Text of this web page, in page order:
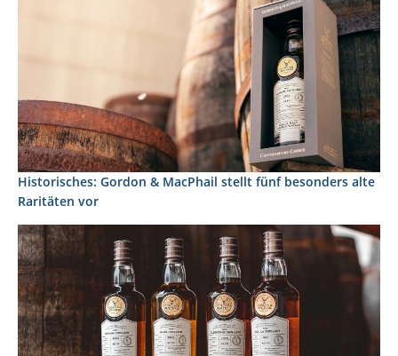
Historisches: Gordon & MacPhail stellt fünf besonders alte
Raritäten vor